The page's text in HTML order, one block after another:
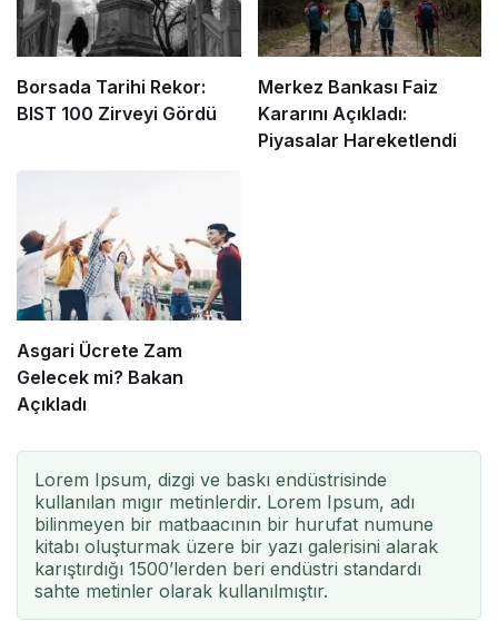
Borsada Tarihi Rekor:
BIST 100 Zirveyi Gördü
Merkez Bankası Faiz
Kararını Açıkladı:
Piyasalar Hareketlendi
Asgari Ücrete Zam
Gelecek mi? Bakan
Açıkladı
Lorem Ipsum, dizgi ve baskı endüstrisinde
kullanılan mıgır metinlerdir. Lorem Ipsum, adı
bilinmeyen bir matbaacının bir hurufat numune
kitabı oluşturmak üzere bir yazı galerisini alarak
karıştırdığı 1500’lerden beri endüstri standardı
sahte metinler olarak kullanılmıştır.